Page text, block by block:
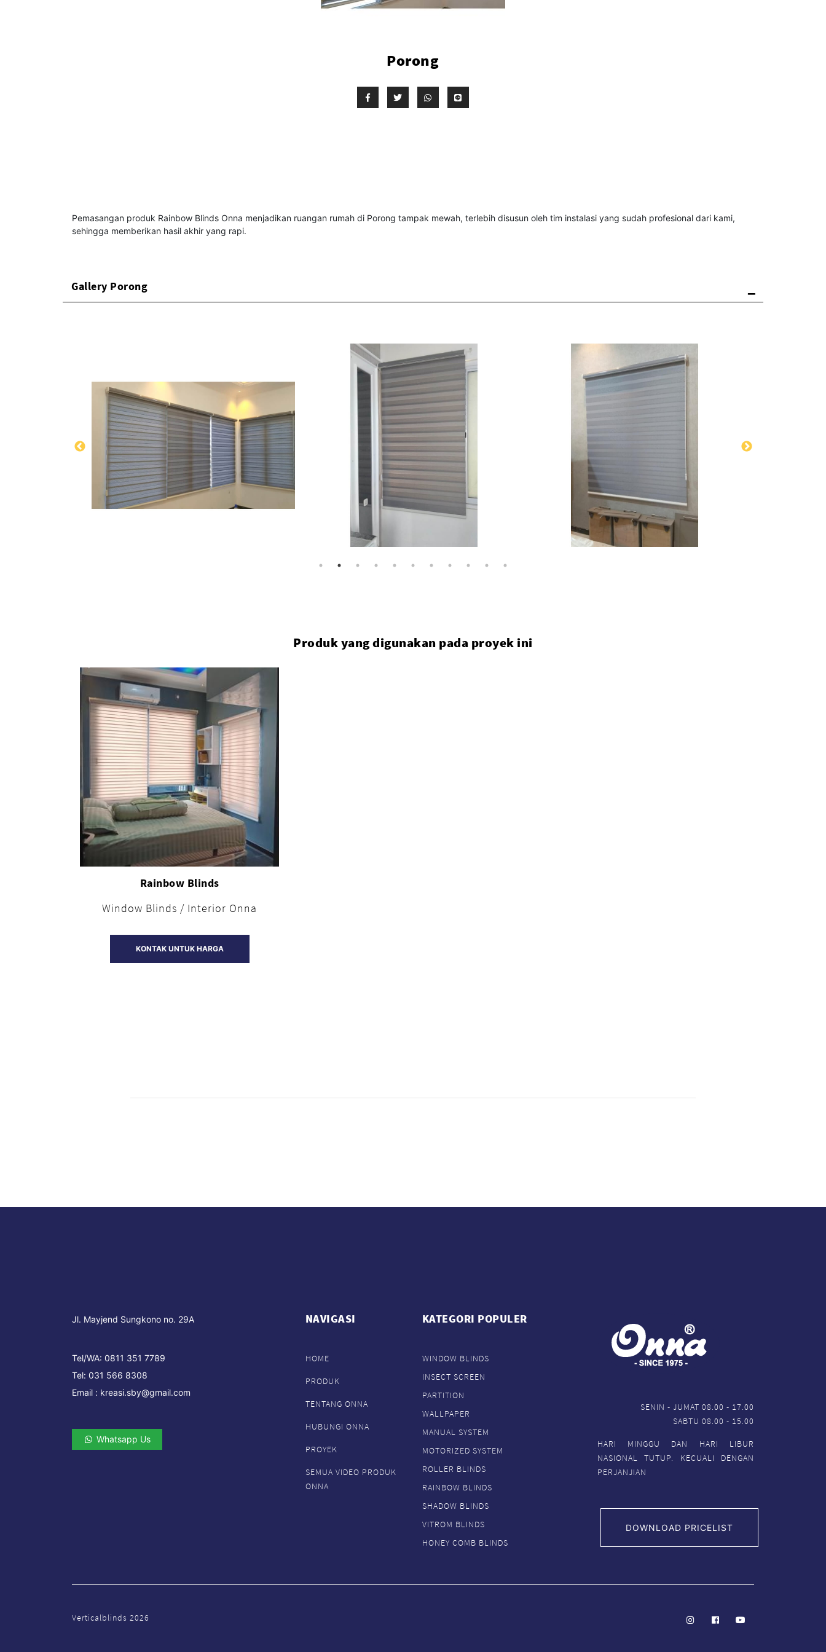
Porong
Pemasangan produk Rainbow Blinds Onna menjadikan ruangan rumah di Porong tampak mewah, terlebih disusun oleh tim instalasi yang sudah profesional dari kami,
sehingga memberikan hasil akhir yang rapi.
Gallery Porong
Produk yang digunakan pada proyek ini
Rainbow Blinds
Window Blinds / Interior Onna
KONTAK UNTUK HARGA
Jl. Mayjend Sungkono no. 29A
Tel/WA: 0811 351 7789
Tel: 031 566 8308
Email : kreasi.sby@gmail.com
Whatsapp Us
NAVIGASI
HOME
PRODUK
TENTANG ONNA
HUBUNGI ONNA
PROYEK
SEMUA VIDEO PRODUK
ONNA
KATEGORI POPULER
WINDOW BLINDS
INSECT SCREEN
PARTITION
WALLPAPER
MANUAL SYSTEM
MOTORIZED SYSTEM
ROLLER BLINDS
RAINBOW BLINDS
SHADOW BLINDS
VITROM BLINDS
HONEY COMB BLINDS
SENIN - JUMAT 08.00 - 17.00
SABTU 08.00 - 15.00
HARI MINGGU DAN HARI LIBUR
NASIONAL TUTUP. KECUALI DENGAN
PERJANJIAN
DOWNLOAD PRICELIST
Verticalblinds 2026